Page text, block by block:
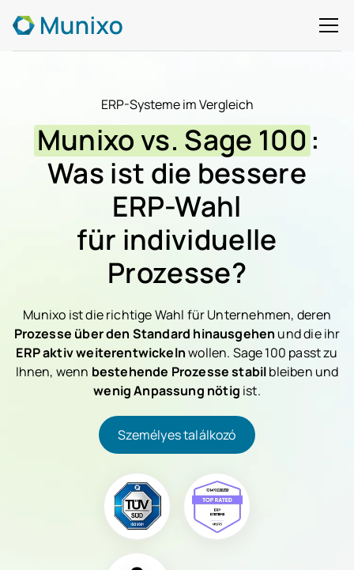
ERP-Systeme im Vergleich
Munixo vs. Sage 100:
Was ist die bessere
ERP-Wahl
für individuelle
Prozesse?
Munixo ist die richtige Wahl für Unternehmen, deren
Prozesse über den Standard hinausgehen und die ihr
ERP aktiv weiterentwickelnwollen. Sage 100 passt zu
Ihnen, wenn bestehende Prozesse stabilbleiben und
wenig Anpassung nötig ist.
Személyes találkozó